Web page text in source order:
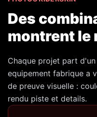
Des
montrent le
Chaque projet part
equipement fabrique a
de preuve visuelle :
rendu piste et details.